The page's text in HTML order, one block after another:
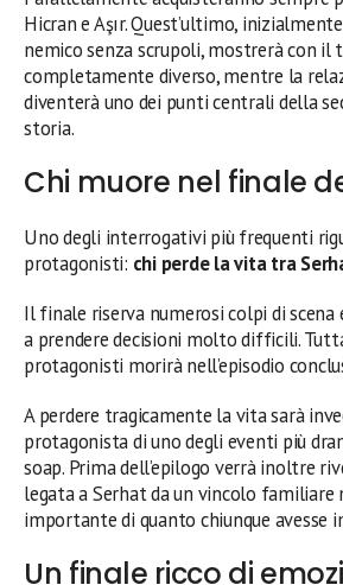
Hicran e Aşır. Quest’ultimo,
nemico senza scrupoli, mostrerà con il
completamente diverso, mentre la
diventerà uno dei punti centrali della
storia.
Chi muore nel finale
Uno degli interrogativi più frequenti
protagonisti: chi perde la vita tra
Il finale riserva numerosi colpi di scena
a prendere decisioni molto difficili.
protagonisti morirà nell’episodio
A perdere tragicamente la vita sarà
protagonista di uno degli eventi più
soap. Prima dell’epilogo verrà inoltre
legata a Serhat da un vincolo
importante di quanto chiunque avesse
Un finale ricco di